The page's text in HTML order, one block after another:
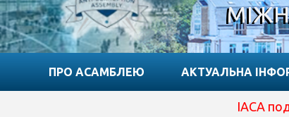
ПРО АСАМБЛЕЮ АКТУАЛЬНА
IACA подала